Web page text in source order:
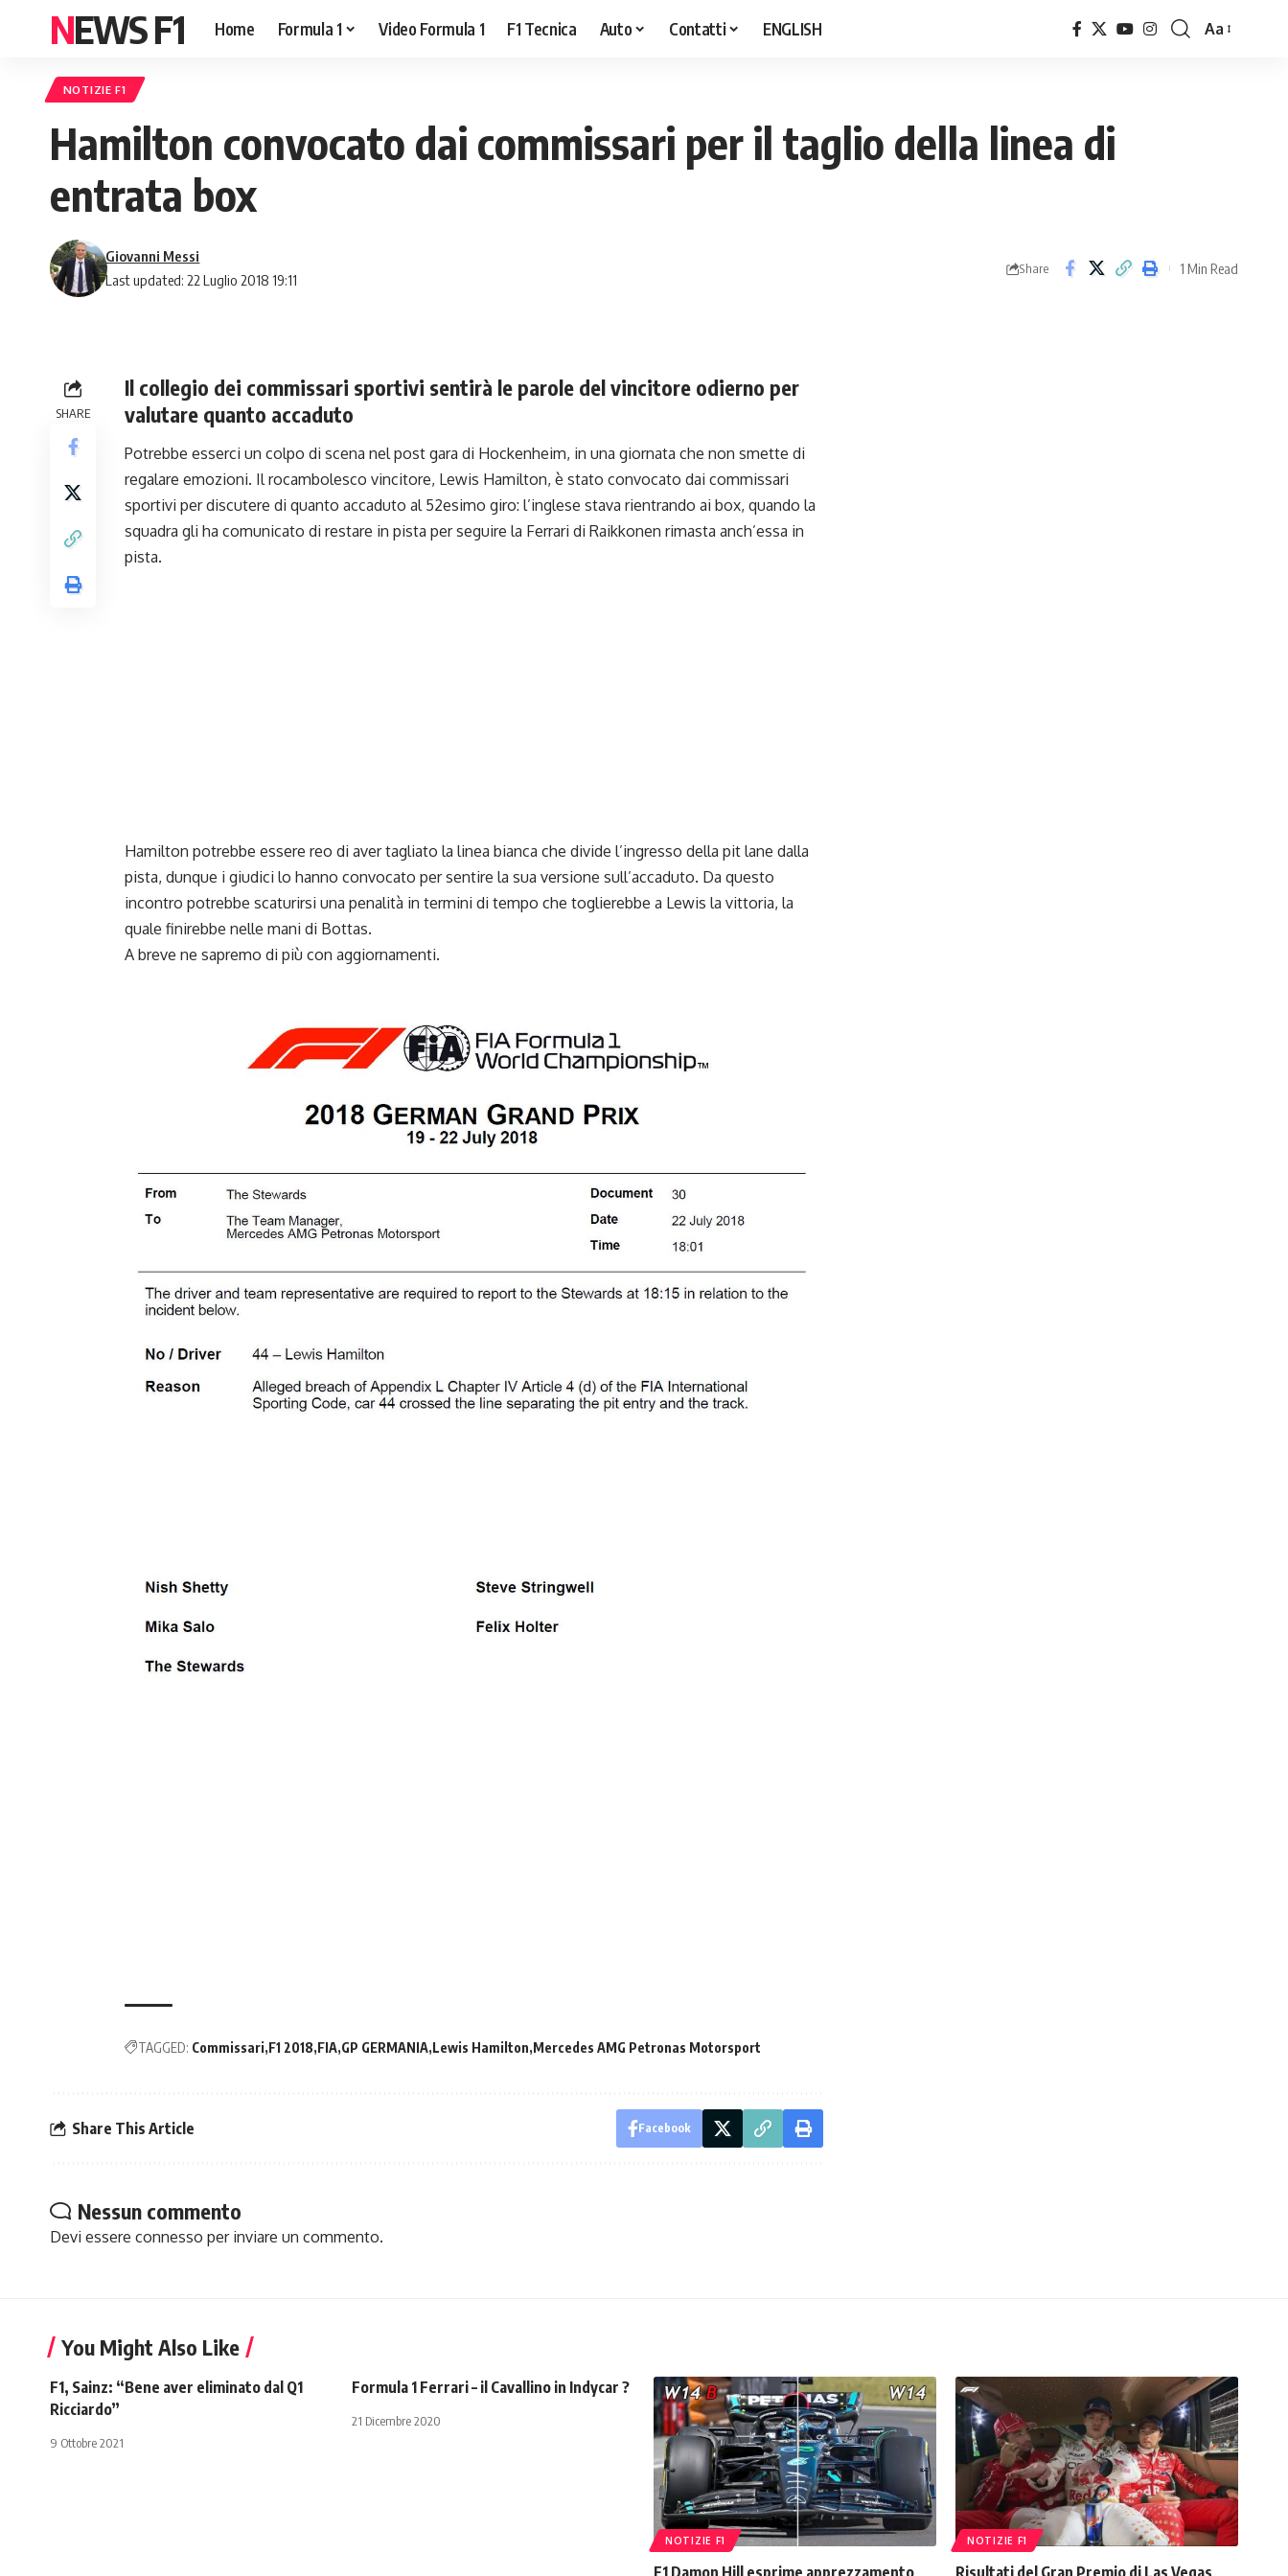
NEWS F1 Home Formula 1 Video Formula 1 F1 Tecnica Auto Contatti ENGLISH
Font
Aa
NOTIZIE F1
Hamilton convocato dai commissari per il taglio della linea di
entrata box
Last updated: 22 Luglio 2018 19:11
Giovanni Messi
Share 1 Min Read
SHARE
Il collegio dei commissari sportivi sentirà le parole del vincitore odierno per
valutare quanto accaduto
Potrebbe esserci un colpo di scena nel post gara di Hockenheim, in una giornata che non smette di
regalare emozioni. Il rocambolesco vincitore, Lewis Hamilton, è stato convocato dai commissari
sportivi per discutere di quanto accaduto al 52esimo giro: l’inglese stava rientrando ai box, quando la
squadra gli ha comunicato di restare in pista per seguire la Ferrari di Raikkonen rimasta anch’essa in
pista.
Hamilton potrebbe essere reo di aver tagliato la linea bianca che divide l’ingresso della pit lane dalla
pista, dunque i giudici lo hanno convocato per sentire la sua versione sull’accaduto. Da questo
incontro potrebbe scaturirsi una penalità in termini di tempo che toglierebbe a Lewis la vittoria, la
quale finirebbe nelle mani di Bottas.
A breve ne sapremo di più con aggiornamenti.
TAGGED: Commissari F1 2018 FIA GP GERMANIA Lewis Hamilton Mercedes AMG Petronas Motorsport
Share This Article Facebook
Nessun commento
Devi essere connesso per inviare un commento.
You Might Also Like
F1, Sainz: “Bene aver eliminato dal Q1
Ricciardo”
9 Ottobre 2021
Formula 1 Ferrari – il Cavallino in Indycar ?
21 Dicembre 2020
NOTIZIE F1 NOTIZIE F1